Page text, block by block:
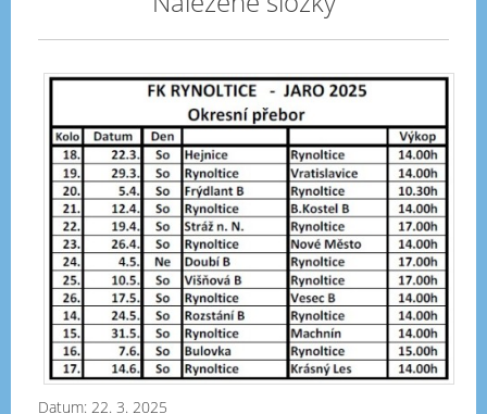
Datum: 22. 3. 2025